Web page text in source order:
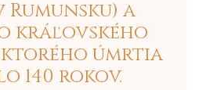
Rumunsku) a
kráľovského
ktorého úmrtia
140 rokov.